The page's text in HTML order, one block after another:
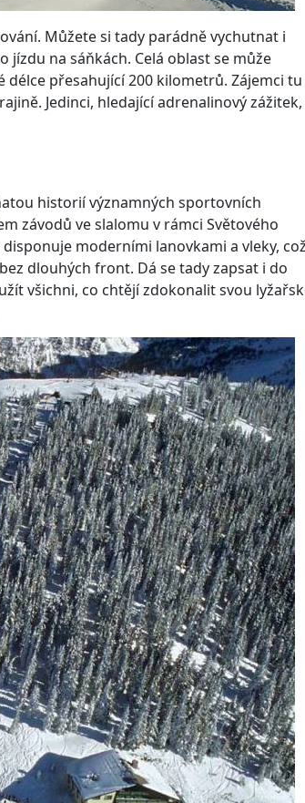
Můžete si tady parádně vychutnat i
na sáňkách. Celá oblast se může
přesahující 200 kilometrů. Zájemci tu
Jedinci, hledající adrenalinový zážitek,
historií významných sportovních
závodů ve slalomu v rámci Světového
moderními lanovkami a vleky, což
dlouhých front. Dá se tady zapsat i do
všichni, co chtějí zdokonalit svou